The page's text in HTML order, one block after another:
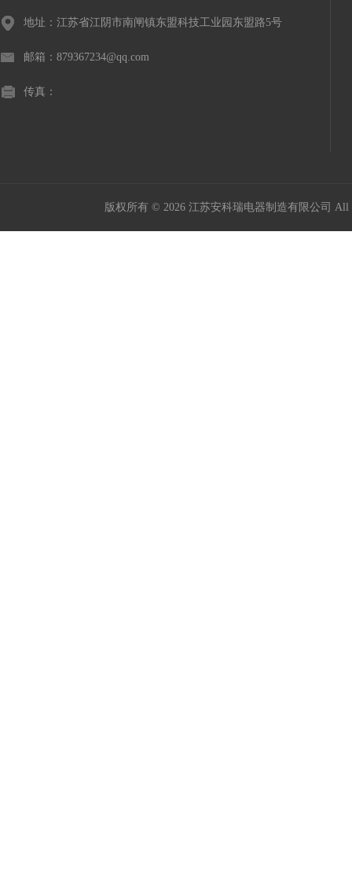
地址：江苏省江阴市南闸镇东盟科技工业园东盟路5号
邮箱：879367234@qq.com
传真：
版权所有 © 2026 江苏安科瑞电器制造有限公司